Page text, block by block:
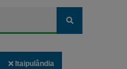
Itaipulândia